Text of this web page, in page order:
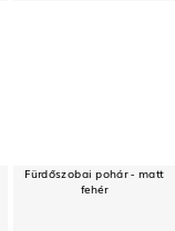
Fürdőszobai pohár - matt
fehér